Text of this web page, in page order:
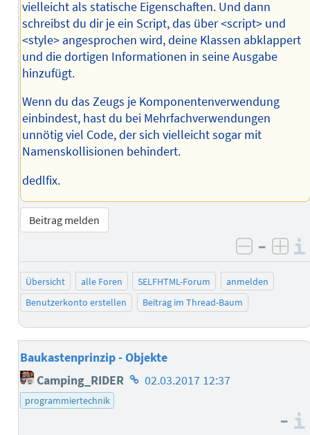
vielleicht als statische Eigenschaften. Und dann
schreibst du dir je ein Script, das über <script> und
<style> angesprochen wird, deine Klassen abklappert
und die dortigen Informationen in seine Ausgabe
hinzufügt.
Wenn du das Zeugs je Komponentenverwendung
einbindest, hast du bei Mehrfachverwendungen
unnötig viel Code, der sich vielleicht sogar mit
Namenskollisionen behindert.
dedlfix.
Beitrag melden
negativ
–
Übersicht alle Foren SELFHTML-Forum
anmelden
Benutzerkonto erstellen
Beitrag im Thread-Baum
Baukastenprinzip - Objekte
Camping_RIDER Homepage
02.03.2017 12:37
programmiertechnik
–